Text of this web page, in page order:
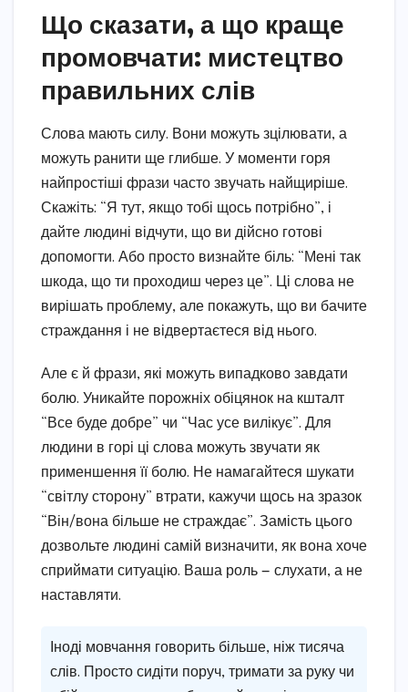
Що сказати, а що краще
промовчати: мистецтво
правильних слів
Слова мають силу. Вони можуть зцілювати, а
можуть ранити ще глибше. У моменти горя
найпростіші фрази часто звучать найщиріше.
Скажіть: “Я тут, якщо тобі щось потрібно”, і
дайте людині відчути, що ви дійсно готові
допомогти. Або просто визнайте біль: “Мені так
шкода, що ти проходиш через це”. Ці слова не
вирішать проблему, але покажуть, що ви бачите
страждання і не відвертаєтеся від нього.
Але є й фрази, які можуть випадково завдати
болю. Уникайте порожніх обіцянок на кшталт
“Все буде добре” чи “Час усе вилікує”. Для
людини в горі ці слова можуть звучати як
применшення її болю. Не намагайтеся шукати
“світлу сторону” втрати, кажучи щось на зразок
“Він/вона більше не страждає”. Замість цього
дозвольте людині самій визначити, як вона хоче
сприймати ситуацію. Ваша роль — слухати, а не
наставляти.
Іноді мовчання говорить більше, ніж тисяча
слів. Просто сидіти поруч, тримати за руку чи